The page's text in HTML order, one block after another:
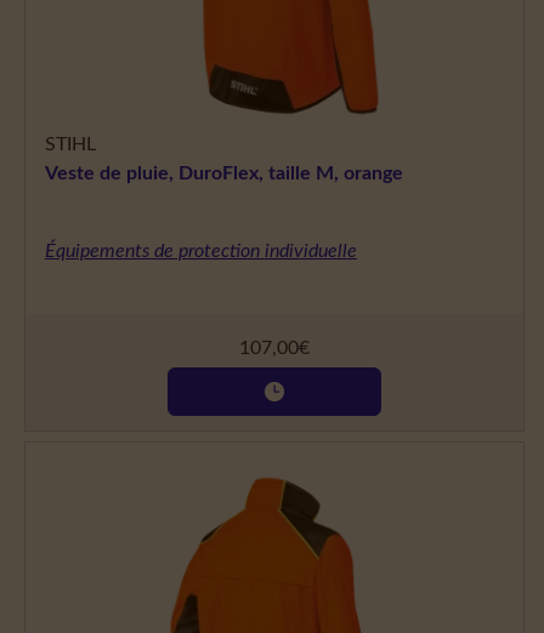
STIHL
Veste de pluie, DuroFlex, taille M, orange
Équipements de protection individuelle
107,00€